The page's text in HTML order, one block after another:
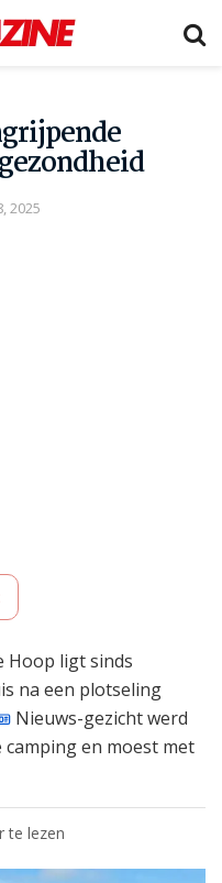
2025
Hoop ligt sinds
na een plotseling
Nieuws-gezicht werd
en moest met
te lezen